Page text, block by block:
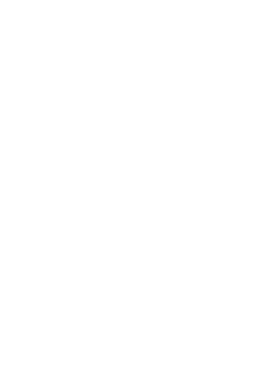
Cria uma conta gratuita
Criar